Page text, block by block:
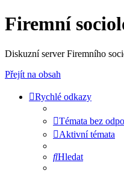
Firemní
Diskuzní server Firemního
Přejít na obsah
Rychlé odkazy
Témata bez
Aktivní témata
Hledat